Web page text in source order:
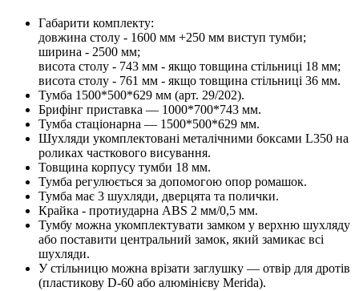
Габарити комплекту:
довжина столу - 1600 мм +250 мм виступ тумби;
ширина - 2500 мм;
висота столу - 743 мм - якщо товщина стільниці 18 мм;
висота столу - 761 мм - якщо товщина стільниці 36 мм.
Тумба 1500*500*629 мм (арт. 29/202).
Брифінг приставка — 1000*700*743 мм.
Тумба стаціонарна — 1500*500*629 мм.
Шухляди укомплектовані металічними боксами L350 на
роликах часткового висування.
Товщина корпусу тумби 18 мм.
Тумба регулюється за допомогою опор ромашок.
Тумба має 3 шухляди, дверцята та полички.
Крайка - протиударна ABS 2 мм/0,5 мм.
Тумбу можна укомплектувати замком у верхню шухляду
або поставити центральний замок, який замикає всі
шухляди.
У стільницю можна врізати заглушку — отвір для дротів
(пластикову D-60 або алюмінієву Merida).